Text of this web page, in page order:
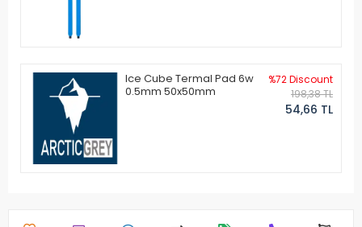
Ice Cube Termal Pad 6w
0.5mm 50x50mm
%72 Discount
198,38 TL
54,66 TL